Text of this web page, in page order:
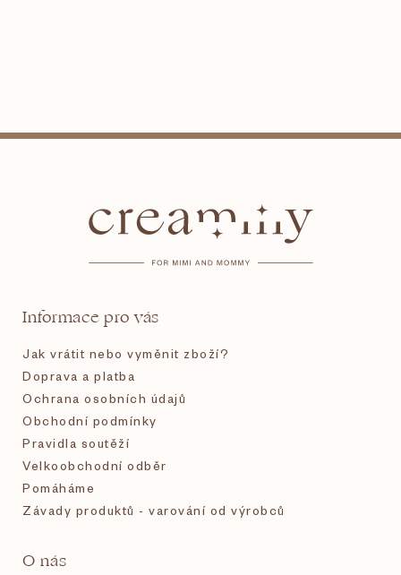
Informace pro vás
Jak vrátit nebo vyměnit zboží?
Doprava a platba
Ochrana osobních údajů
Obchodní podmínky
Pravidla soutěží
Velkoobchodní odběr
Pomáháme
Závady produktů - varování od výrobců
O nás